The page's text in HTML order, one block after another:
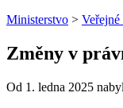
Ministerstvo >
Změny v
Od 1. ledna 2025